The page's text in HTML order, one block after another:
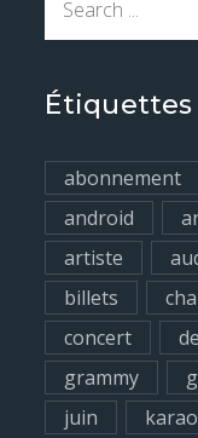
r
h
f
o
Étiquettes
abonnement
android
artiste
billets
concert
grammy
juin